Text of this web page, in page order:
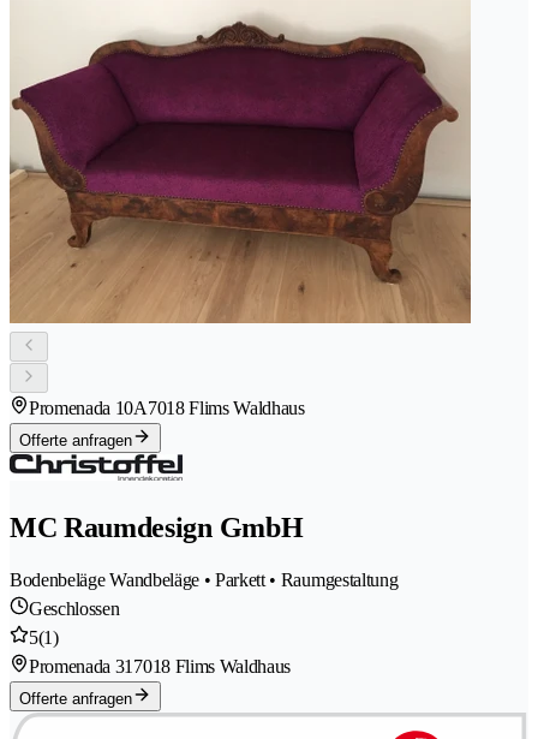
Promenada 10A7018 Flims Waldhaus
Offerte anfragen
MC Raumdesign GmbH
Bodenbeläge Wandbeläge • Parkett • Raumgestaltung
Geschlossen
5(1)
Promenada 31 7018 Flims Waldhaus
Offerte anfragen